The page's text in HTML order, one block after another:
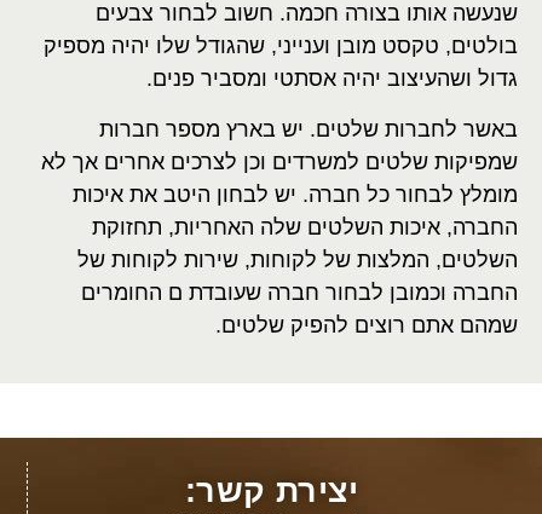
שנעשה אותו בצורה חכמה. חשוב לבחור צבעים
בולטים, טקסט מובן וענייני, שהגודל שלו יהיה מספיק
גדול ושהעיצוב יהיה אסתטי ומסביר פנים.
באשר לחברות שלטים. יש בארץ מספר חברות
שמפיקות שלטים למשרדים וכן לצרכים אחרים אך לא
מומלץ לבחור כל חברה. יש לבחון היטב את איכות
החברה, איכות השלטים שלה האחריות, תחזוקת
השלטים, המלצות של לקוחות, שירות לקוחות של
החברה וכמובן לבחור חברה שעובדת ם החומרים
שמהם אתם רוצים להפיק שלטים.
יצירת קשר: